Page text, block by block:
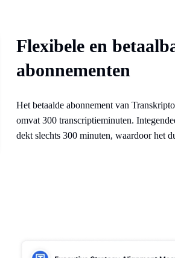
Flexibele en
abonnementen
Het betaalde abonnement van
omvat 300 transcriptieminuten.
dekt slechts 300 minuten, waardoor het